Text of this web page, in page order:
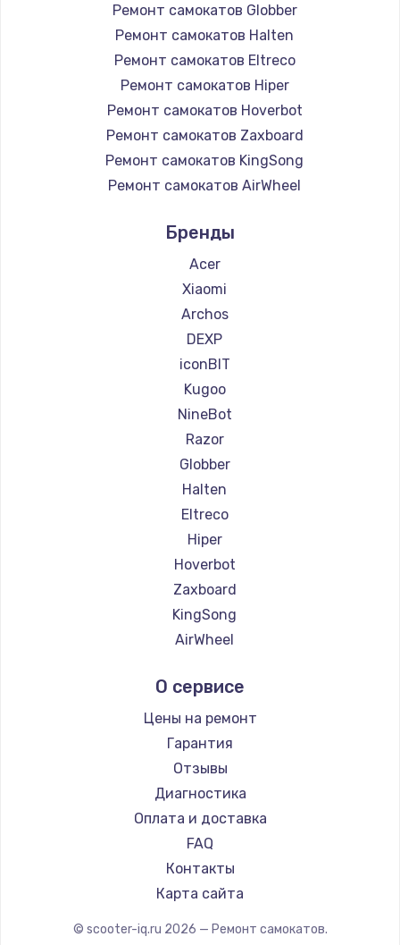
Ремонт самокатов Globber
Ремонт самокатов Halten
Ремонт самокатов Eltreco
Ремонт самокатов Hiper
Ремонт самокатов Hoverbot
Ремонт самокатов Zaxboard
Ремонт самокатов KingSong
Ремонт самокатов AirWheel
Ремонт самокатов Hunter
Ремонт самокатов Shorner
Ремонт самокатов Joyor
Ремонт самокатов Minimotors
Ремонт самокатов Bork
Ремонт самокатов Segway
Ремонт самокатов KIRIN
Бренды
Acer
Xiaomi
Archos
DEXP
iconBIT
Kugoo
NineBot
Razor
Globber
Halten
Eltreco
Hiper
Hoverbot
Zaxboard
KingSong
AirWheel
Hunter
Shorner
Joyor
Minimotors
Bork
Segway
KIRIN
О сервисе
Цены на ремонт
Гарантия
Отзывы
Диагностика
Оплата и доставка
FAQ
Контакты
Карта сайта
© scooter-iq.ru 2026 — Ремонт самокатов.